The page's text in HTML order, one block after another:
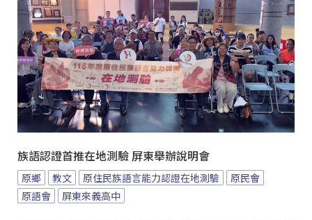
族語認證首推在地測驗 屏東舉辦說明會
原鄉 教文 原住民族語言能力認證在地測驗
原民會
原語會
屏東來義高中